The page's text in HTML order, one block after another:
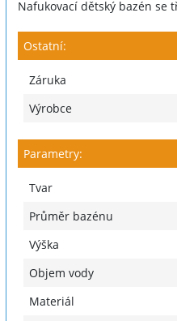
Nafukovací dětský bazén se
Ostatní:
Záruka
Výrobce
Parametry:
Tvar
Průměr bazénu
Výška
Objem vody
Materiál